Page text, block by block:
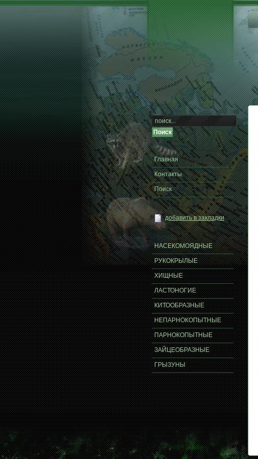
Главная
Контакты
Поиск
добавить в закладки
НАСЕКОМОЯДНЫЕ
РУКОКРЫЛЫЕ
ХИЩНЫЕ
ЛАСТОНОГИЕ
КИТООБРАЗНЫЕ
НЕПАРНОКОПЫТНЫЕ
ПАРНОКОПЫТНЫЕ
ЗАЙЦЕОБРАЗНЫЕ
ГРЫЗУНЫ